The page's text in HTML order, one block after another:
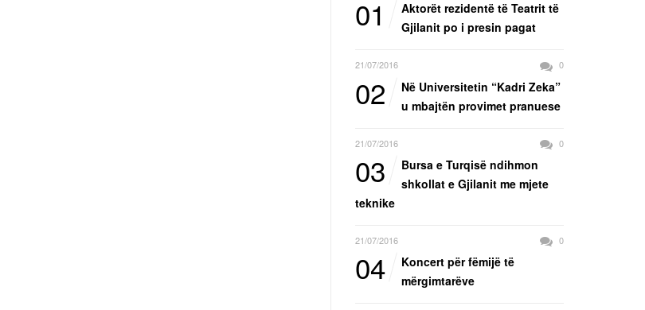
01
Aktorët rezidentë të Teatrit të
Gjilanit po i presin pagat
21/07/2016 0
02
Në Universitetin “Kadri Zeka”
u mbajtën provimet pranuese
21/07/2016 0
03
Bursa e Turqisë ndihmon
shkollat e Gjilanit me mjete
teknike
21/07/2016 0
04
Koncert për fëmijë të
mërgimtarëve